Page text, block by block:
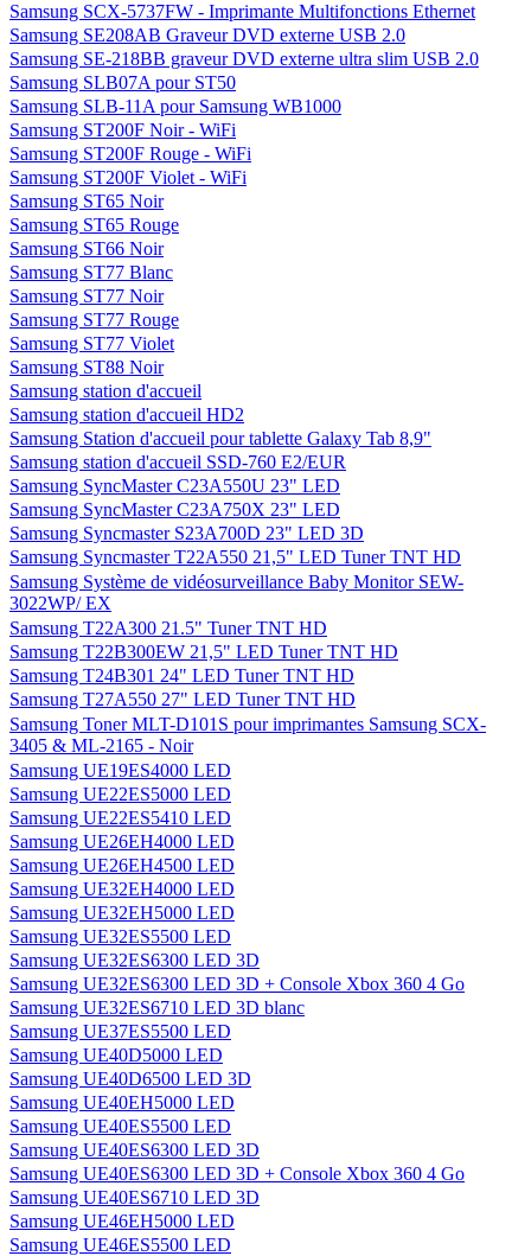
Samsung SCX-5737FW - Imprimante Multifonctions Ethernet
Samsung SE208AB Graveur DVD externe USB 2.0
Samsung SE-218BB graveur DVD externe ultra slim USB 2.0
Samsung SLB07A pour ST50
Samsung SLB-11A pour Samsung WB1000
Samsung ST200F Noir - WiFi
Samsung ST200F Rouge - WiFi
Samsung ST200F Violet - WiFi
Samsung ST65 Noir
Samsung ST65 Rouge
Samsung ST66 Noir
Samsung ST77 Blanc
Samsung ST77 Noir
Samsung ST77 Rouge
Samsung ST77 Violet
Samsung ST88 Noir
Samsung station d'accueil
Samsung station d'accueil HD2
Samsung Station d'accueil pour tablette Galaxy Tab 8,9"
Samsung station d'accueil SSD-760 E2/EUR
Samsung SyncMaster C23A550U 23" LED
Samsung SyncMaster C23A750X 23" LED
Samsung Syncmaster S23A700D 23" LED 3D
Samsung Syncmaster T22A550 21,5" LED Tuner TNT HD
Samsung Système de vidéosurveillance Baby Monitor SEW-
3022WP/ EX
Samsung T22A300 21.5" Tuner TNT HD
Samsung T22B300EW 21,5" LED Tuner TNT HD
Samsung T24B301 24" LED Tuner TNT HD
Samsung T27A550 27" LED Tuner TNT HD
Samsung Toner MLT-D101S pour imprimantes Samsung SCX-
3405 & ML-2165 - Noir
Samsung UE19ES4000 LED
Samsung UE22ES5000 LED
Samsung UE22ES5410 LED
Samsung UE26EH4000 LED
Samsung UE26EH4500 LED
Samsung UE32EH4000 LED
Samsung UE32EH5000 LED
Samsung UE32ES5500 LED
Samsung UE32ES6300 LED 3D
Samsung UE32ES6300 LED 3D + Console Xbox 360 4 Go
Samsung UE32ES6710 LED 3D blanc
Samsung UE37ES5500 LED
Samsung UE40D5000 LED
Samsung UE40D6500 LED 3D
Samsung UE40EH5000 LED
Samsung UE40ES5500 LED
Samsung UE40ES6300 LED 3D
Samsung UE40ES6300 LED 3D + Console Xbox 360 4 Go
Samsung UE40ES6710 LED 3D
Samsung UE46EH5000 LED
Samsung UE46ES5500 LED